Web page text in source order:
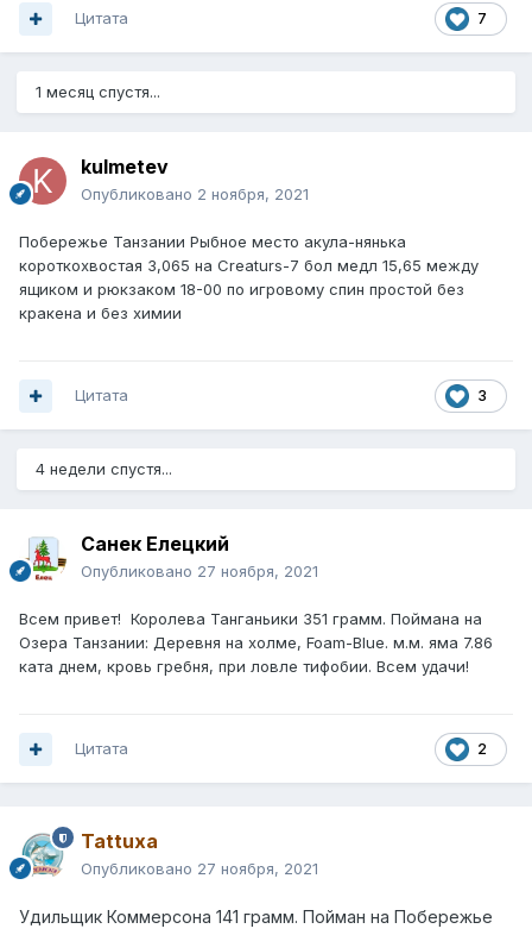
7
Цитата
1 месяц спустя...
kulmetev
Опубликовано 2 ноября, 2021
Побережье Танзании Рыбное место акула-нянька
короткохвостая 3,065 на Creaturs-7 бол медл 15,65 между
ящиком и рюкзаком 18-00 по игровому спин простой без
кракена и без химии
3
Цитата
4 недели спустя...
Санек Елецкий
Опубликовано 27 ноября, 2021
Всем привет! Королева Танганьики 351 грамм. Поймана на
Озера Танзании: Деревня на холме, Foam-Blue. м.м. яма 7.86
ката днем, кровь гребня, при ловле тифобии. Всем удачи!
2
Цитата
Tattuxa
Опубликовано 27 ноября, 2021
Удильщик Коммерсона 141 грамм. Пойман на Побережье